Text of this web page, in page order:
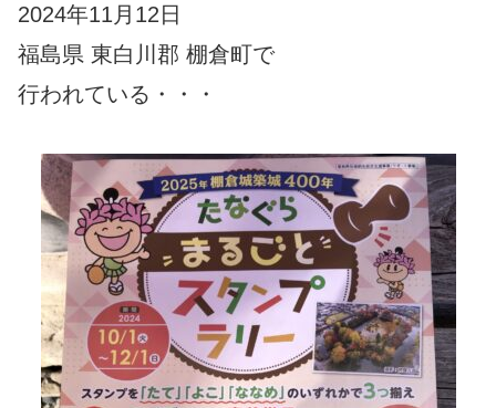
2024年11月12日
福島県 東白川郡 棚倉町で
行われている・・・